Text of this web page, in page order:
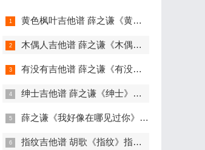
黄色枫叶吉他谱 薛之谦《黄色枫叶》指弹
木偶人吉他谱 薛之谦《木偶人》指弹吉他
有没有吉他谱 薛之谦《有没有》指弹吉他
绅士吉他谱 薛之谦《绅士》指弹吉他独奏
薛之谦《我好像在哪见过你》指弹吉他独
指纹吉他谱 胡歌《指纹》指弹吉他谱 六